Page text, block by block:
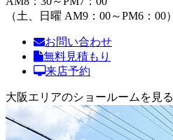
（土、日曜 AM9：00～PM6：00）
お問い合わせ
無料見積もり
来店予約
大阪エリアのショールームを見る